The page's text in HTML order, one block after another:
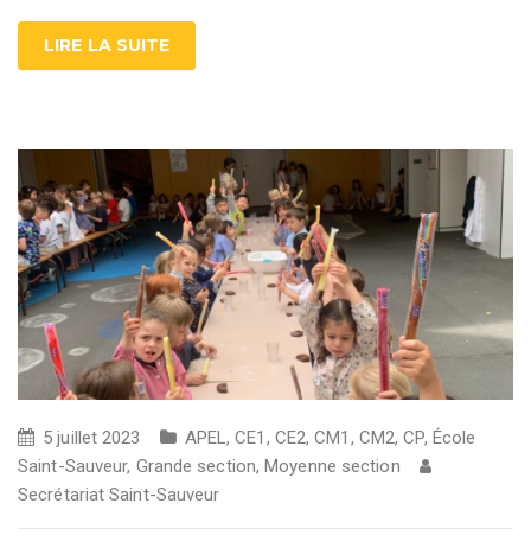
LIRE LA SUITE
5 juillet 2023 APEL,CE1 , CE2,CM1 , CM2,CP, École
Saint-Sauveur, Grande section,Moyenne section
Secrétariat Saint-Sauveur